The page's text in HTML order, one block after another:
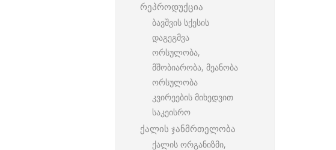
რეპროდუქცია
ბავშვის სქესის
დაგეგმვა
ორსულობა,
მშობიარობა, მეანობა
ორსულობა
კვირეების მიხედვით
საკეისრო
ქალის ჯანმრთელობა
ქალის ორგანიზმი,